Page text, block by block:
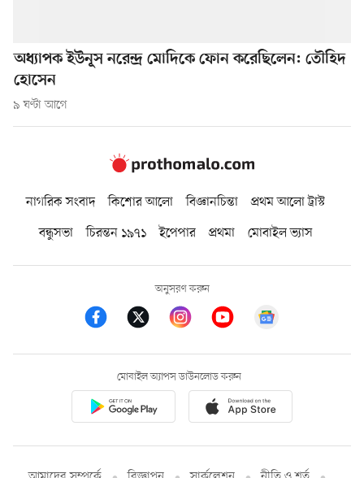
অধ্যাপক ইউনূস নরেন্দ্র মোদিকে ফোন করেছিলেন: তৌহিদ
হোসেন
৯ ঘণ্টা আগে
নাগরিক সংবাদ কিশোর আলো বিজ্ঞানচিন্তা
প্রথম আলো ট্রাস্ট
বন্ধুসভা
চিরন্তন ১৯৭১ ইপেপার প্রথমা মোবাইল ভ্যাস
অনুসরণ করুন
মোবাইল অ্যাপস ডাউনলোড করুন